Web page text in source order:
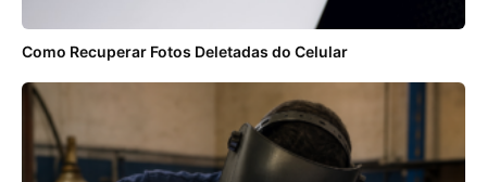
Como Recuperar Fotos Deletadas do Celular